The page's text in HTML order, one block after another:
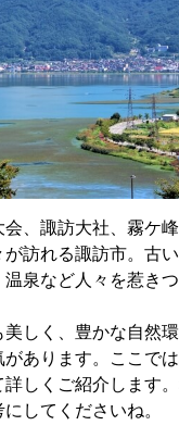
、諏訪大社、霧ケ
訪れる諏訪市。古
泉など人々を惹き
しく、豊かな自然
あります。ここでは
しくご紹介します
してくださいね。